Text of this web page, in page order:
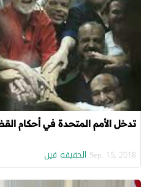
تدخل الأمم المتحدة في أحكام
Sep. 15, 2018 الحقيقة فين